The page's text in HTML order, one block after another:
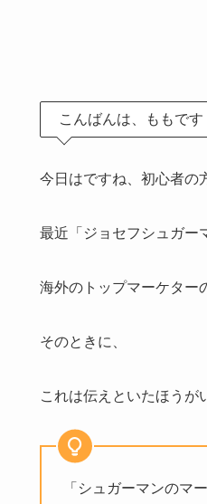
こんばんは、ももです
今日はですね、初心者の
最近「ジョセフシュガー
海外のトップマーケター
そのときに、
これは伝えといたほうが
「シュガーマンのマ